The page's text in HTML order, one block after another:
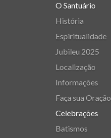
O Santuário
História
Espiritualidade
Jubileu 2025
Localização
Informações
Faça sua Oração
Celebrações
Batismos